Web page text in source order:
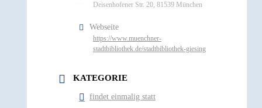
Deisenhofener Str. 20, 81539 München
Webseite
https://www.muenchner-
stadtbibliothek.de/stadtbibliothek-giesing
KATEGORIE
findet einmalig statt